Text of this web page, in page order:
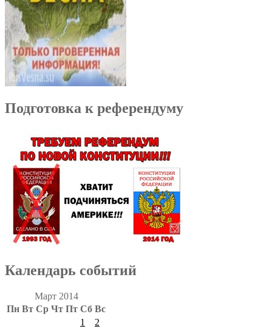
Подготовка к референдуму
Календарь событий
Март 2014
Пн Вт Ср Чт Пт Сб Вс
1
2